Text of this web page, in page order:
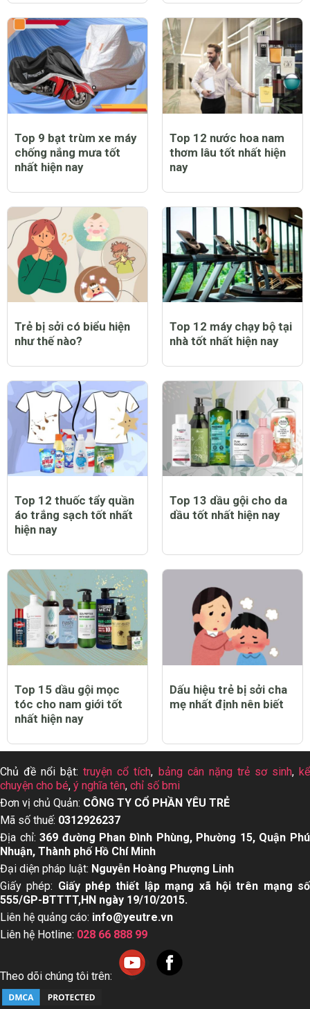
Top 9 bạt trùm xe máy
chống nắng mưa tốt
nhất hiện nay
Top 12 nước hoa nam
thơm lâu tốt nhất hiện
nay
Trẻ bị sởi có biểu hiện
như thế nào?
Top 12 máy chạy bộ tại
nhà tốt nhất hiện nay
Top 12 thuốc tẩy quần
áo trắng sạch tốt nhất
hiện nay
Top 13 dầu gội cho da
dầu tốt nhất hiện nay
Top 15 dầu gội mọc
tóc cho nam giới tốt
nhất hiện nay
Dấu hiệu trẻ bị sởi cha
mẹ nhất định nên biết
Chủ đề nổi bật:truyện cổ tích, bảng cân nặng trẻ sơ sinh,kể
chuyện cho bé, ý nghĩa tên, chỉ số bmi
Đơn vị chủ Quản: CÔNG TY CỔ PHẦN YÊU TRẺ
Mã số thuế: 0312926237
Địa chỉ:369 đường Phan Đình Phùng, Phường 15, Quận Phú
Nhuận, Thành phố Hồ Chí Minh
Đại diện pháp luật: Nguyễn Hoàng Phượng Linh
Giấy phép: Giấy phép thiết lập mạng xã hội trên mạng số
555/GP-BTTTT,HN ngày 19/10/2015.
Liên hệ quảng cáo: info@yeutre.vn
Liên hệ Hotline: 028 66 888 99
Theo dõi chúng tôi trên: